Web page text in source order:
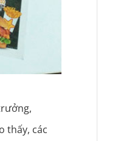
thấy, các